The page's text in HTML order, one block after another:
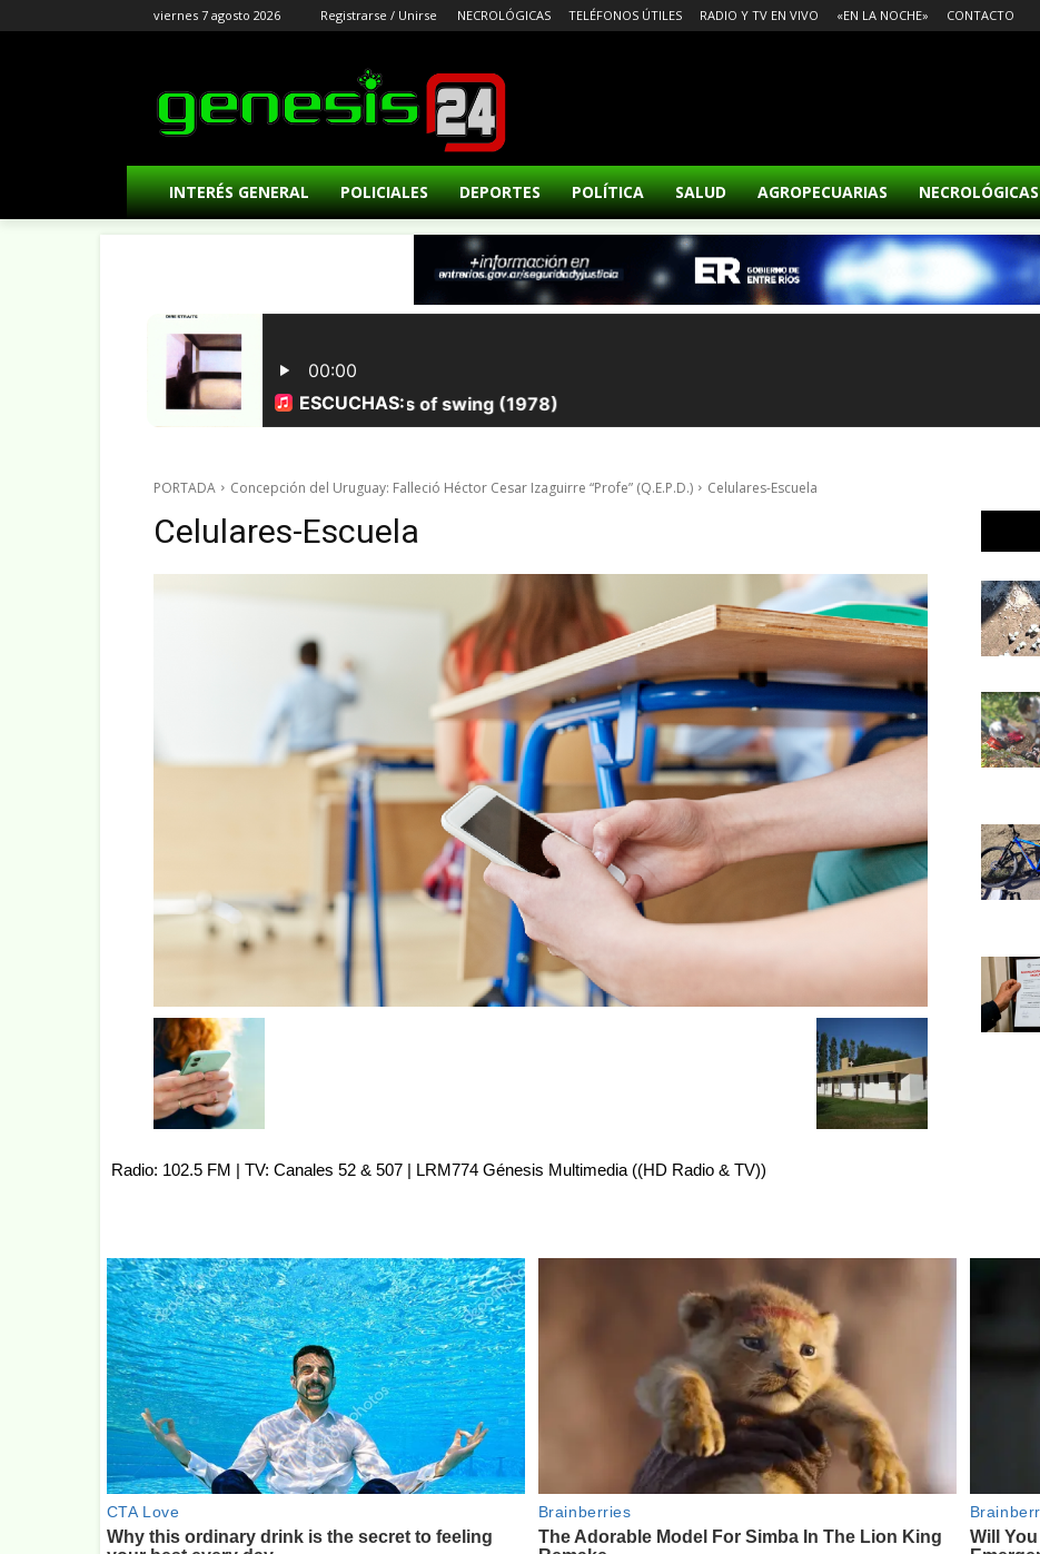
viernes 7 agosto 2026 Registrarse / Unirse NECROLÓGICAS TELÉFONOS ÚTILES RADIO Y TV EN VIVO «EN LA NOCHE» CONTACTO
INTERÉS GENERAL POLICIALES DEPORTES POLÍTICA SALUD AGROPECUARIAS NECROLÓGICAS
PORTADA Concepción del Uruguay: Falleció Héctor Cesar Izaguirre “Profe” (Q.E.P.D.) Celulares-Escuela
Celulares-Escuela
Radio: 102.5 FM | TV: Canales 52 & 507 | LRM774 Génesis Multimedia ((HD Radio & TV))